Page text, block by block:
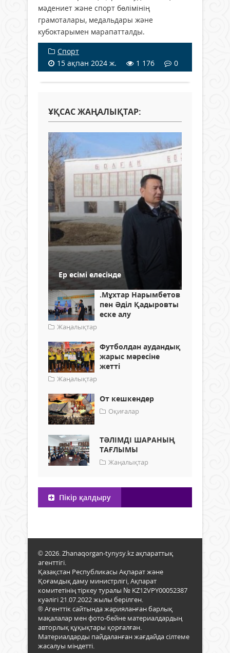
мәдениет және спорт бөлімінің
грамоталары, медальдары және
кубоктарымен марапатталды.
Спорт
15 ақпан 2024 ж.
1 176 0
ҰҚСАС ЖАҢАЛЫҚТАР:
Ер есімі елесінде
.Мұхтар Нарымбетов
пен Әділ Қадыровты
еске алу
Жаңалықтар
Футболдан аудандық
жарыс мәресіне
жетті
Жаңалықтар
От кешкендер
Оқиғалар
ТӘЛІМДІ ШАРАНЫҢ
ТАҒЛЫМЫ
Жаңалықтар
Пікір қалдыру
© 2026. Zhanaqorgan-tynysy.kz ақпараттық
агенттігі.
Қазақстан Республикасы Ақпарат және
Қоғамдық даму министрлігі, Ақпарат
комитетінің тіркеу туралы № KZ12VPY00052387
куәлігі 21.07.2022 жылы берілген.
® Агенттік сайтында жарияланған барлық
мақалалар мен фото-бейне материалдардың
авторлық құқықтары қорғалған.
Материалдарды пайдаланған жағдайда сілтеме
жасалуы міндетті.